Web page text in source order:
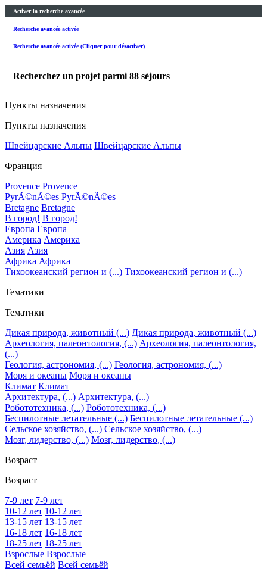
Activer la recherche avancée
Recherche avancée activée
Recherche avancée activée (Cliquer pour désactiver)
Recherchez un projet parmi 88 séjours
Пункты назначения
Пункты назначения
Швейцарские Альпы Швейцарские Альпы
Франция
Provence Provence
PyrÃ©nÃ©es PyrÃ©nÃ©es
Bretagne Bretagne
В город! В город!
Европа Европа
Америка Америка
Азия Азия
Африка Африка
Тихоокеанский регион и (...) Тихоокеанский регион и (...)
Тематики
Тематики
Дикая природа, животный (...) Дикая природа, животный (...)
Археология, палеонтология, (...) Археология, палеонтология,
(...)
Геология, астрономия, (...) Геология, астрономия, (...)
Моря и океаны Моря и океаны
Климат Климат
Архитектура, (...) Архитектура, (...)
Робототехника, (...) Робототехника, (...)
Беспилотные летательные (...) Беспилотные летательные (...)
Сельское хозяйство, (...) Сельское хозяйство, (...)
Мозг, лидерство, (...) Мозг, лидерство, (...)
Возраст
Возраст
7-9 лет 7-9 лет
10-12 лет 10-12 лет
13-15 лет 13-15 лет
16-18 лет 16-18 лет
18-25 лет 18-25 лет
Взрослые Взрослые
Всей семьёй Всей семьёй